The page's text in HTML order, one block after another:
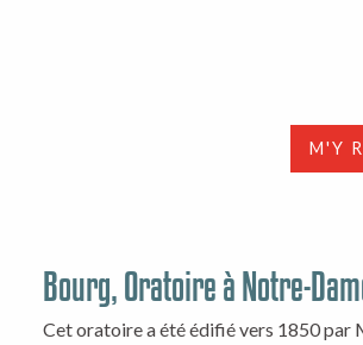
M'Y
Bourg, Oratoire à Notre-
Cet oratoire a été édifié vers 1850 par